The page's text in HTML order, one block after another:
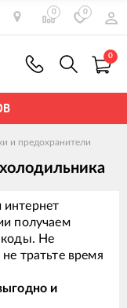
0 0
0
и предохранители
получаем
коды. Не
тратьте время
и